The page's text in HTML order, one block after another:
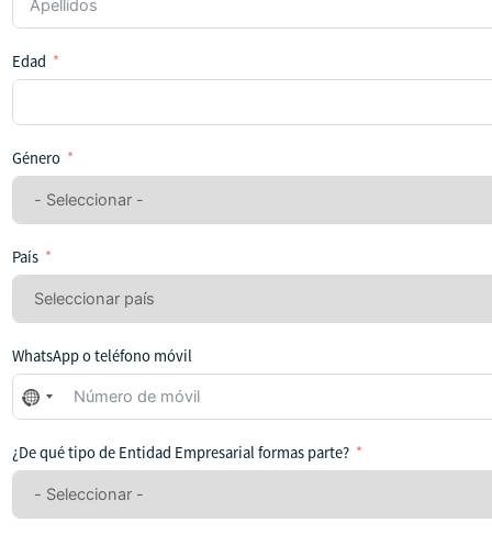
Edad
Género
País
WhatsApp o teléfono móvil
No
se
seleccionado
ningún
¿De qué tipo de Entidad Empresarial formas parte?